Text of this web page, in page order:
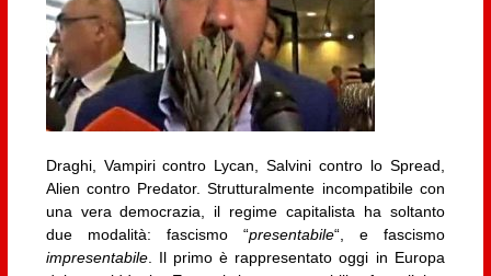
Draghi, Vampiri contro Lycan, Salvini contro lo Spread,
Alien contro Predator. Strutturalmente incompatibile con
una vera democrazia, il regime capitalista ha soltanto
due modalità: fascismo “presentabile“, e fascismo
impresentabile. Il primo è rappresentato oggi in Europa